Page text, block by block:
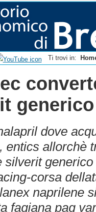
Ti trovi in:
dove
entics allorchè
silverit
corsa
naprilene
fagiana pag